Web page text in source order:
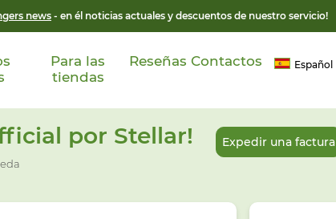
news - en él noticias actuales y descuentos de nuestro servicio!
Para las
tiendas
Reseñas Contactos Español
por Stellar! Expedir una factura